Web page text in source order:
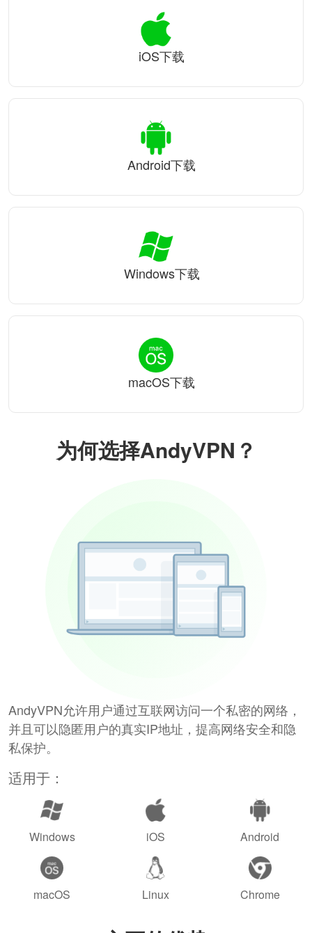
为何选择AndyVPN？
AndyVPN允许用户通过互联网访问一个私密的网络，
并且可以隐匿用户的真实IP地址，提高网络安全和隐
私保护。
适用于：
Windows iOS Android
macOS Linux Chrome
iOS下载
Android下载
Windows下载
macOS下载